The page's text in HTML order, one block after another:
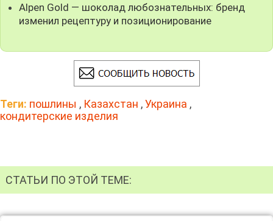
Alpen Gold — шоколад любознательных: бренд
изменил рецептуру и позиционирование
Теги: пошлины , Казахстан ,Украина ,
кондитерские изделия
СТАТЬИ ПО ЭТОЙ ТЕМЕ: